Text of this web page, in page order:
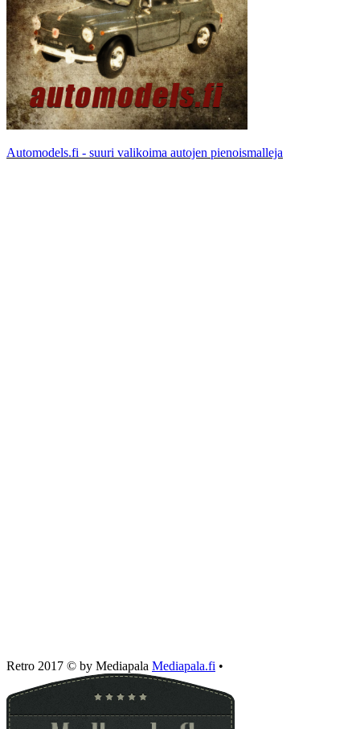
Automodels.fi - suuri valikoima autojen pienoismalleja
Retro 2017 © by Mediapala Mediapala.fi •